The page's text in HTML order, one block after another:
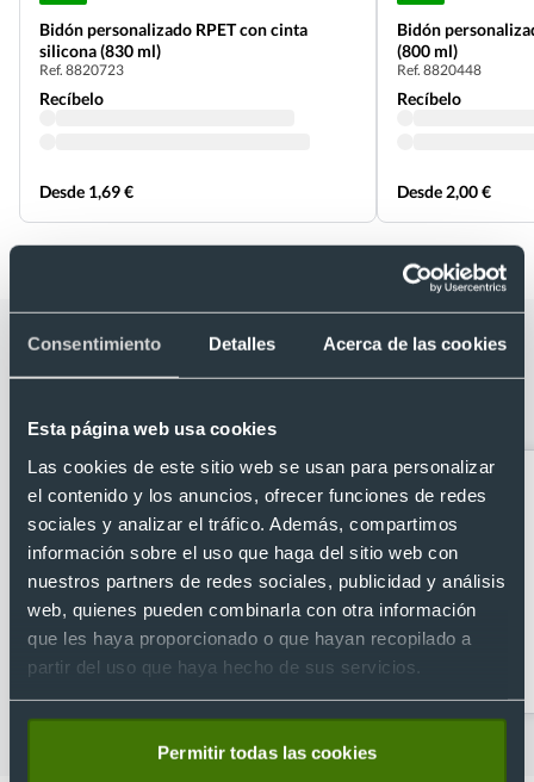
Consentimiento Detalles Acerca de las cookies
Esta página web usa cookies
Las cookies de este sitio web se usan para personalizar
el contenido y los anuncios, ofrecer funciones de redes
sociales y analizar el tráfico. Además, compartimos
información sobre el uso que haga del sitio web con
nuestros partners de redes sociales, publicidad y análisis
web, quienes pueden combinarla con otra información
que les haya proporcionado o que hayan recopilado a
partir del uso que haya hecho de sus servicios.
Permitir todas las cookies
Bidón personalizado RPET con cinta
silicona (830 ml)
Ref. 8820723
Recíbelo
Desde 1,69 €
Bidón
(800 ml)
Ref. 8820448
Recíbelo
Desde 2,00 €
Categorías relacionadas con Bidón de
RPET personalizado con toalla 120
g/m2 (800 ml)
Abridores
personalizados
Artículos para la cocina